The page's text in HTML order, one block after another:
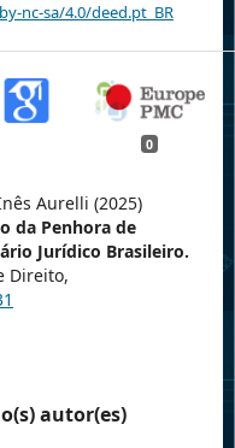
nc-sa/4.0/deed.pt_BR
0
Aurelli (2025)
da Penhora de
Jurídico Brasileiro.
Direito,
autor(es)